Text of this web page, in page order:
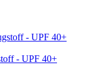
- UPF 40+